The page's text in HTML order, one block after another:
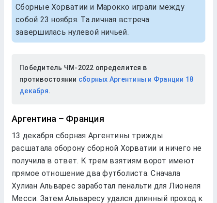
Сборные Хорватии и Марокко играли между
собой 23 ноября. Та личная встреча
завершилась нулевой ничьей.
Победитель ЧМ-2022 определится в
противостоянии сборных Аргентины и Франции 18
декабря.
Аргентина – Франция
13 декабря сборная Аргентины трижды
расшатала оборону сборной Хорватии и ничего не
получила в ответ. К трем взятиям ворот имеют
прямое отношение два футболиста. Сначала
Хулиан Альварес заработал пенальти для Лионеля
Месси. Затем Альваресу удался длинный проход к